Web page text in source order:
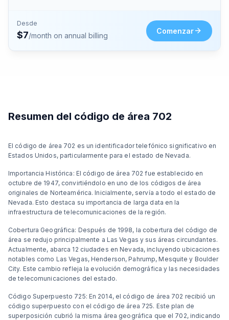
Desde
$7/month on annual billing
Comenzar
Resumen del código de área 702
El código de área 702 es un identificador telefónico significativo en
Estados Unidos, particularmente para el estado de Nevada.
Importancia Histórica: El código de área 702 fue establecido en
octubre de 1947, convirtiéndolo en uno de los códigos de área
originales de Norteamérica. Inicialmente, servía a todo el estado de
Nevada. Esto destaca su importancia de larga data en la
infraestructura de telecomunicaciones de la región.
Cobertura Geográfica: Después de 1998, la cobertura del código de
área se redujo principalmente a Las Vegas y sus áreas circundantes.
Actualmente, abarca 12 ciudades en Nevada, incluyendo ubicaciones
notables como Las Vegas, Henderson, Pahrump, Mesquite y Boulder
City. Este cambio refleja la evolución demográfica y las necesidades
de telecomunicaciones del estado.
Código Superpuesto 725: En 2014, el código de área 702 recibió un
código superpuesto con el código de área 725. Este plan de
superposición cubrió la misma área geográfica que el 702, indicando